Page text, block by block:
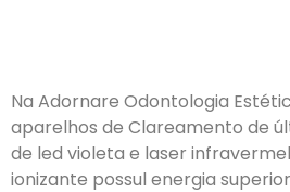
Na Adornare Odontologia
aparelhos de Clareamento de
de led violeta e laser
ionizante possul energia